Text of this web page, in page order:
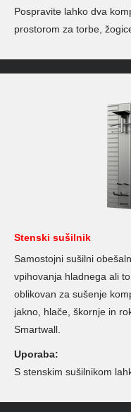
Pospravite lahko dva
prostorom za torbe,
Stenski sušilnik
Samostojni sušilni
vpihovanja hladnega ali
oblikovan za sušenje
jakno, hlače, škornje in
Smartwall.
Uporaba:
S stenskim sušilnikom